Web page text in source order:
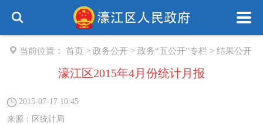
当前位置： 首页 > 政务公开 > 政务“五公开”专栏 > 结果公开
濠江区2015年4月份统计月报
2015-07-17 10:45
来源： 区统计局